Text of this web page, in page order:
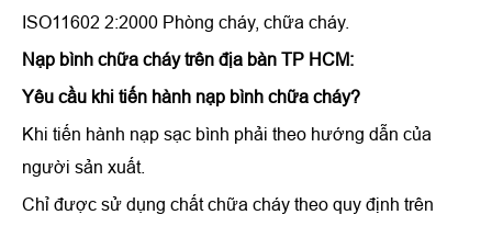
ISO11602 2:2000 Phòng cháy, chữa cháy.
Nạp bình chữa cháy trên địa bàn TP HCM:
Yêu cầu khi tiến hành nạp bình chữa cháy?
Khi tiến hành nạp sạc bình phải theo hướng dẫn của
người sản xuất.
Chỉ được sử dụng chất chữa cháy theo quy định trên